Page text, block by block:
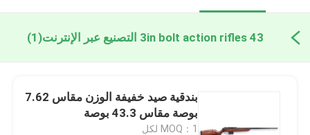
43 3in bolt action rifles التصنيع عبر الإنترنت (1)
بندقية صيد خفيفة الوزن مقاس 7.62
بوصة مقاس 43.3 بوصة
MOQ：1 لكل